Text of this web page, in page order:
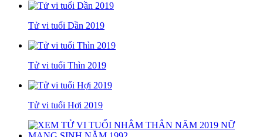
Tử vi tuổi Dần 2019
Tử vi tuổi Thìn 2019
Tử vi tuổi Hợi 2019